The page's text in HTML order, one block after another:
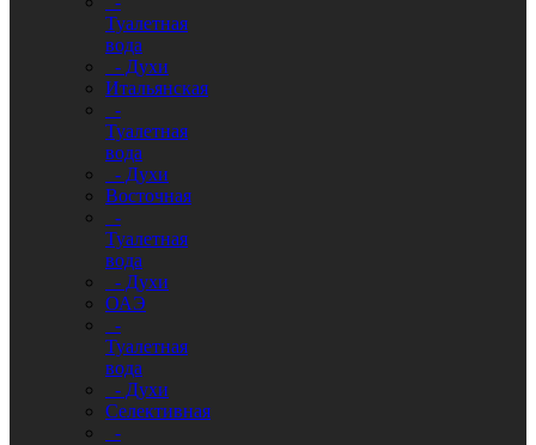
Туалетная
вода
- Духи
Итальянская
-
Туалетная
вода
- Духи
Восточная
-
Туалетная
вода
- Духи
ОАЭ
-
Туалетная
вода
- Духи
Селективная
-